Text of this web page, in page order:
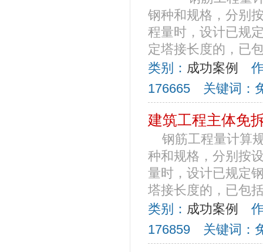
钢种和规格，分别
程量时，设计已规
定塔接长度的，已
类别： 成功案例
作
176665 关键词：
建筑工程主体免
钢筋工程量计算
种和规格，分别按
量时，设计已规定
塔接长度的，已包
类别： 成功案例
作
176859 关键词：